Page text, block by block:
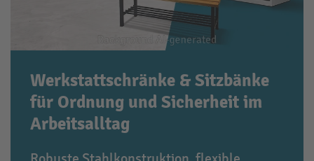
Werkstattschränke & Sitzbänke
für Ordnung und Sicherheit im
Arbeitsalltag